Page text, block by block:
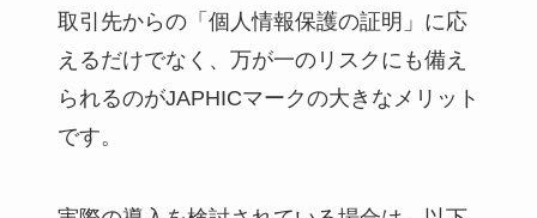
取引先からの「個人情報保護の証明」に応
えるだけでなく、万が一のリスクにも備え
られるのがJAPHICマークの大きなメリット
です。